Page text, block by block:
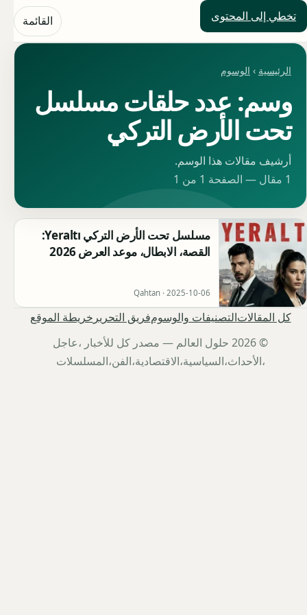
تخطي إلى المحتوى
حلول العالم القائمة
الرئيسية › الوسوم
وسم: عدد حلقات مسلسل
تحت الأرض التركي
أرشيف مقالات هذا الوسم.
1 مقال — الصفحة 1 من 1
مسلسل تحت الأرض التركي Yeraltı:
القصة، الابطال، موعد العرض 2026
Qahtan · 2025-10-06
كل المقالاتالتصنيفات والوسومفريق التحرير خريطة الموقع
© 2026 حلول العالم — مصدر كل للأخبار ،عاجل
،الأحداث،السياسية،الاقتصادية،الفن،المسلسلات